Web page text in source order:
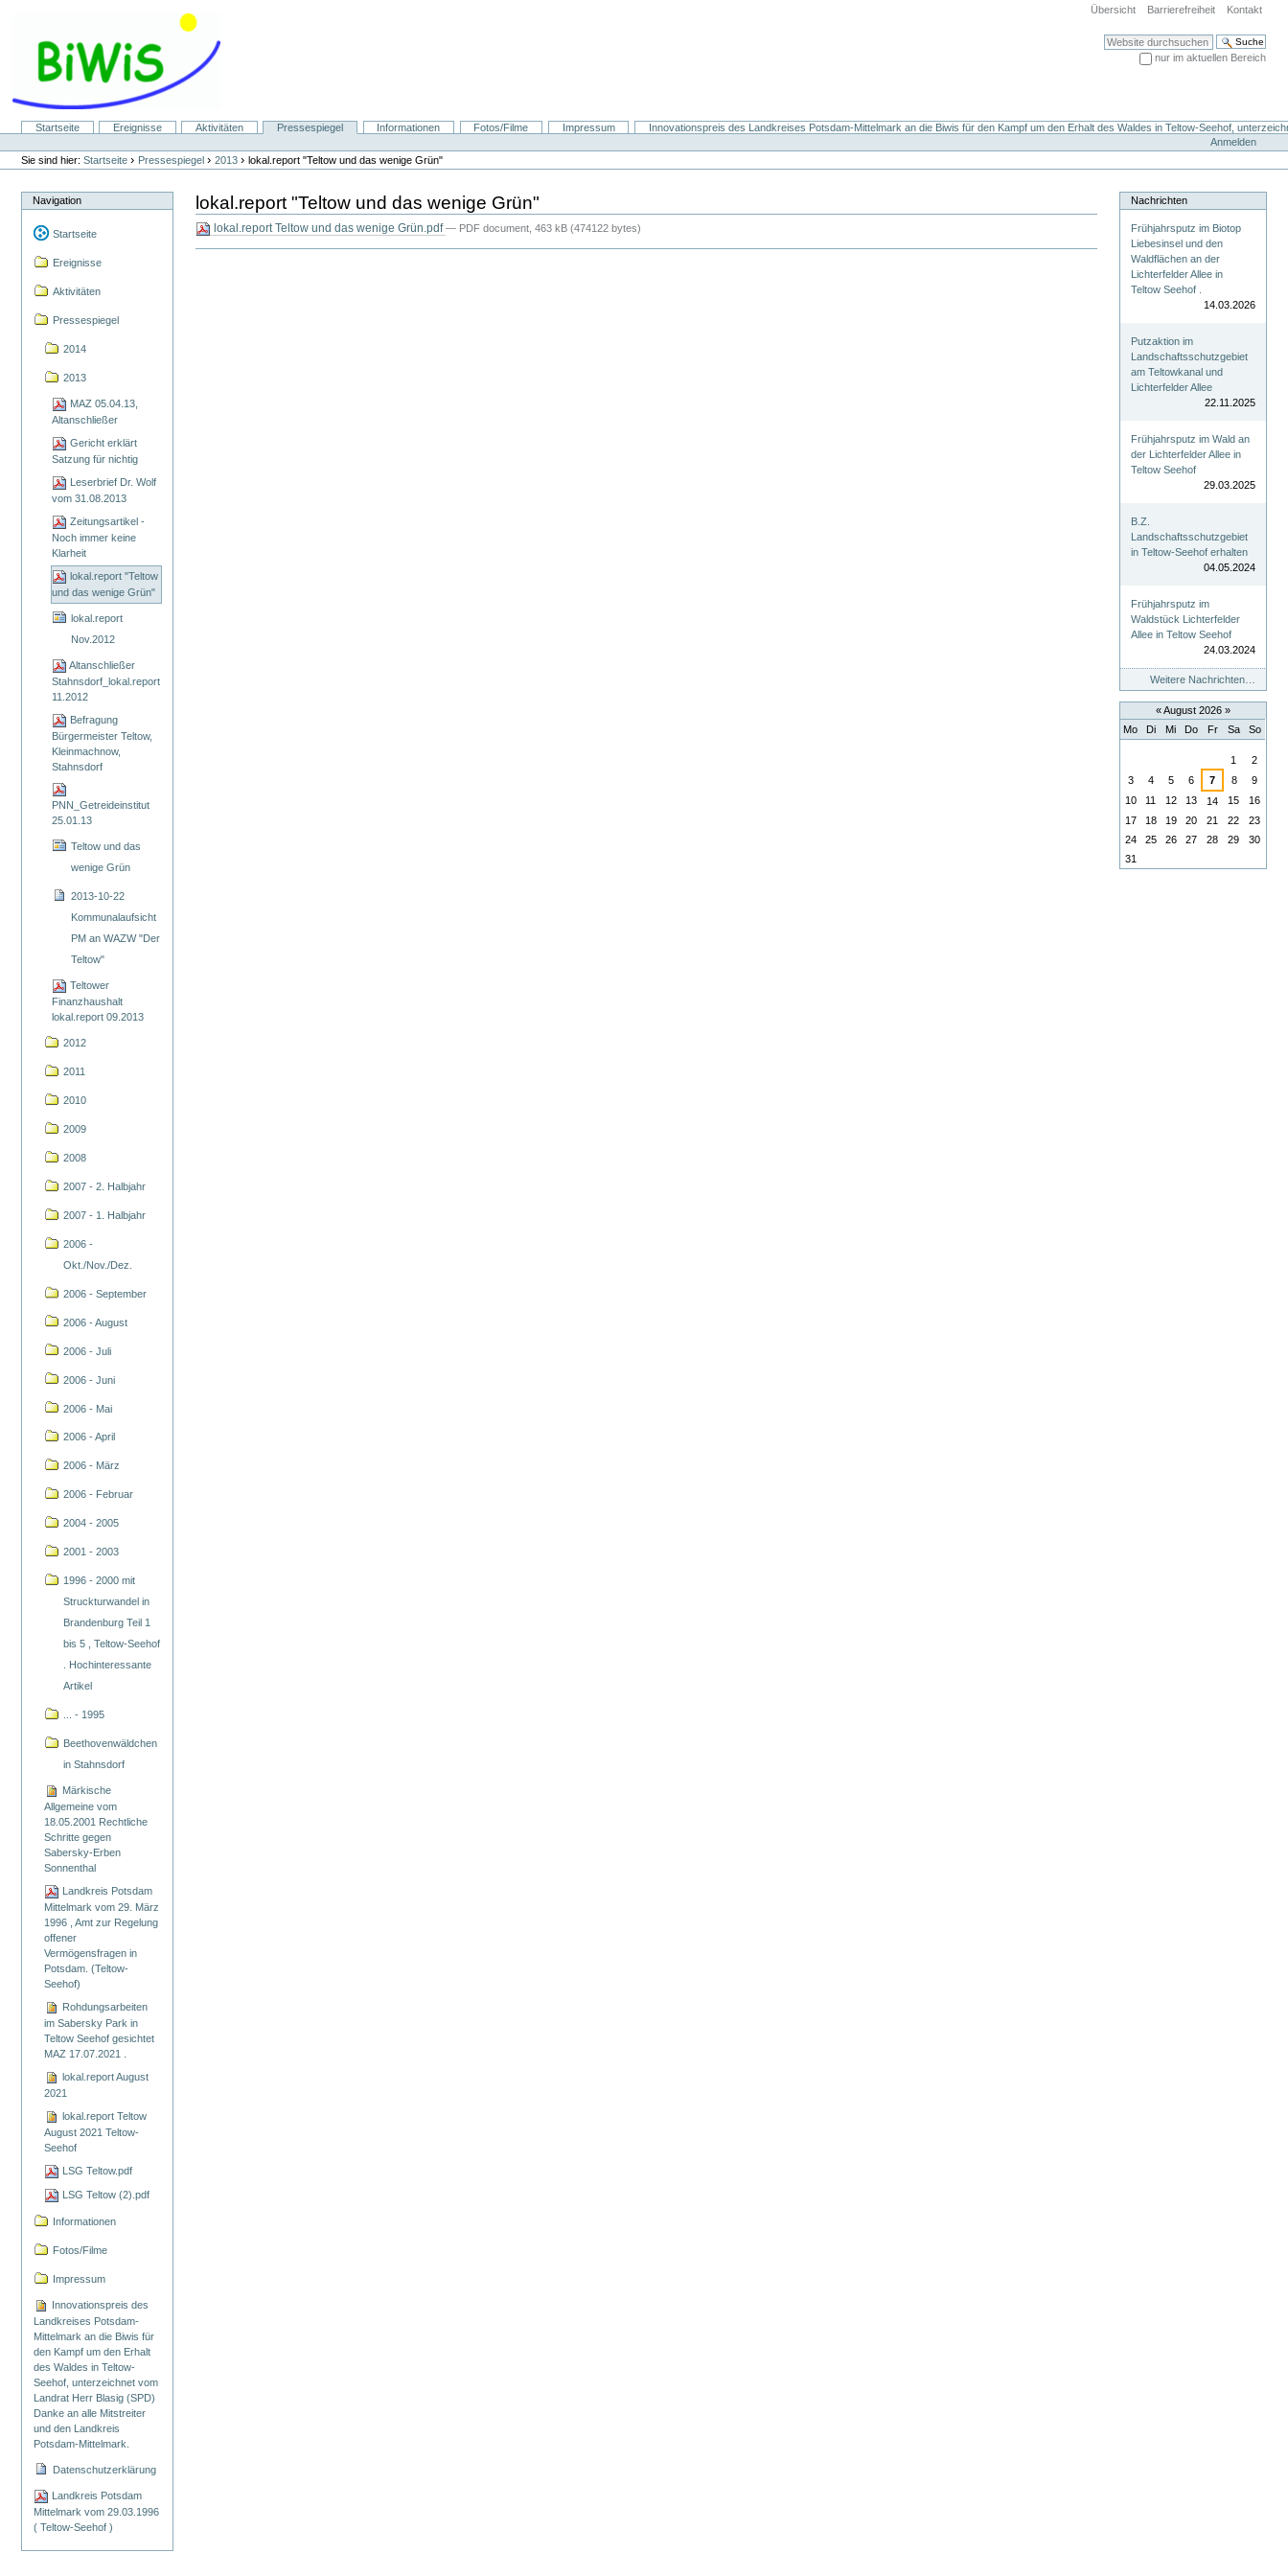
Navigation
Übersicht Barrierefreiheit Kontakt
Website durchsuchen
nur im aktuellen Bereich
SektionenStartseite Ereignisse Aktivitäten Pressespiegel Informationen Fotos/Filme Impressum
Innovationspreis des Landkreises Potsdam-Mittelmark an die Biwis für den Kampf um den Erhalt des Waldes in Teltow-Seehof,
Benutzerspezifische
Werkzeuge
Anmelden
Sie sind hier: Startseite › Pressespiegel ›2013 ›lokal.report "Teltow und das wenige Grün"
Navigation
Startseite
Ereignisse
Aktivitäten
Pressespiegel
2014
2013
MAZ 05.04.13,
Altanschließer
Gericht erklärt
Satzung für nichtig
Leserbrief Dr. Wolf
vom 31.08.2013
Zeitungsartikel -
Noch immer keine
Klarheit
lokal.report "Teltow
und das wenige Grün"
lokal.report
Nov.2012
Altanschließer
Stahnsdorf_lokal.report
11.2012
Befragung
Bürgermeister Teltow,
Kleinmachnow,
Stahnsdorf
PNN_Getreideinstitut
25.01.13
Teltow und das
wenige Grün
2013-10-22
Kommunalaufsicht
PM an WAZW "Der
Teltow"
Teltower
Finanzhaushalt
lokal.report 09.2013
2012
2011
2010
2009
2008
2007 - 2. Halbjahr
2007 - 1. Halbjahr
2006 -
Okt./Nov./Dez.
2006 - September
2006 - August
2006 - Juli
2006 - Juni
2006 - Mai
2006 - April
2006 - März
2006 - Februar
2004 - 2005
2001 - 2003
1996 - 2000 mit
Struckturwandel in
Brandenburg Teil 1
bis 5 , Teltow-Seehof
. Hochinteressante
Artikel
... - 1995
Beethovenwäldchen
in Stahnsdorf
Märkische
Allgemeine vom
18.05.2001 Rechtliche
Schritte gegen
Sabersky-Erben
Sonnenthal
Landkreis Potsdam
Mittelmark vom 29. März
1996 , Amt zur Regelung
offener
Vermögensfragen in
Potsdam. (Teltow-
Seehof)
Rohdungsarbeiten
im Sabersky Park in
Teltow Seehof gesichtet
MAZ 17.07.2021 .
lokal.report August
2021
lokal.report Teltow
August 2021 Teltow-
Seehof
LSG Teltow.pdf
LSG Teltow (2).pdf
Informationen
Fotos/Filme
Impressum
Innovationspreis des
Landkreises Potsdam-
Mittelmark an die Biwis für
den Kampf um den Erhalt
des Waldes in Teltow-
Seehof, unterzeichnet vom
Landrat Herr Blasig (SPD)
Danke an alle Mitstreiter
und den Landkreis
Potsdam-Mittelmark.
Datenschutzerklärung
Landkreis Potsdam
Mittelmark vom 29.03.1996
( Teltow-Seehof )
lokal.report "Teltow und das wenige Grün"
lokal.report Teltow und das wenige Grün.pdf— PDF document, 463 kB (474122 bytes)
Nachrichten
Frühjahrsputz im Biotop
Liebesinsel und den
Waldflächen an der
Lichterfelder Allee in
Teltow Seehof .
14.03.2026
Putzaktion im
Landschaftsschutzgebiet
am Teltowkanal und
Lichterfelder Allee
22.11.2025
Frühjahrsputz im Wald an
der Lichterfelder Allee in
Teltow Seehof
29.03.2025
B.Z.
Landschaftsschutzgebiet
in Teltow-Seehof erhalten
04.05.2024
Frühjahrsputz im
Waldstück Lichterfelder
Allee in Teltow Seehof
24.03.2024
Weitere Nachrichten…
«August 2026 »
Mo Di Mi Do Fr Sa So
1
2
3
4 5 6 7 8
9
10
11 12 13 14 15
16
17
18 19 20 21 22
23
24
25 26 27 28 29
30
31